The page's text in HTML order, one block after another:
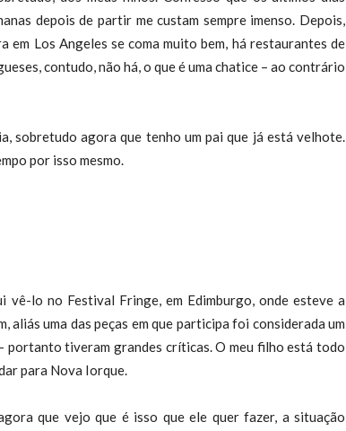
depois de partir me custam sempre imenso. Depois,
em Los Angeles se coma muito bem, há restaurantes de
contudo, não há, o que é uma chatice – ao contrário
sobretudo agora que tenho um pai que já está velhote.
por isso mesmo.
vê-lo no Festival Fringe, em Edimburgo, onde esteve a
aliás uma das peças em que participa foi considerada um
portanto tiveram grandes críticas. O meu filho está todo
para Nova Iorque.
que vejo que é isso que ele quer fazer, a situação